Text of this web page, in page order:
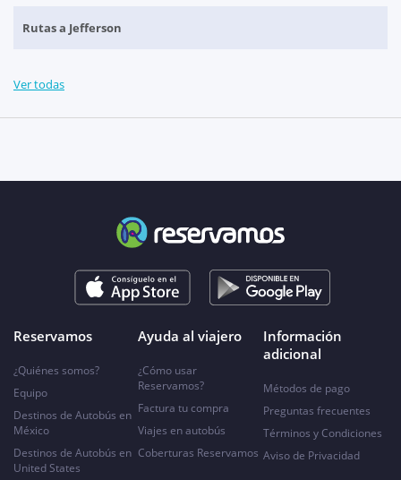
Rutas a Jefferson
Ver todas
Reservamos
¿Quiénes somos?
Equipo
Destinos de Autobús en
México
Destinos de Autobús en
United States
Ayuda al viajero
¿Cómo usar
Reservamos?
Factura tu compra
Viajes en autobús
Coberturas Reservamos
Información
adicional
Métodos de pago
Preguntas frecuentes
Términos y Condiciones
Aviso de Privacidad